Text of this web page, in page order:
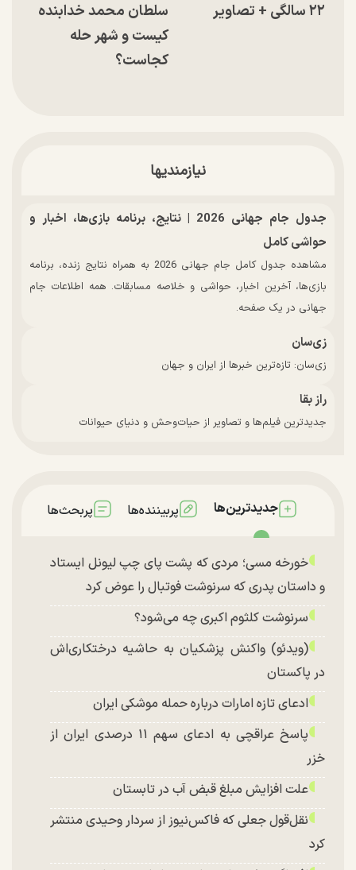
۲۲ سالگی + تصاویر
سلطان محمد خدابنده
کیست و شهر حله
کجاست؟
نیازمندیها
جدول جام جهانی 2026 | نتایج، برنامه بازی‌ها، اخبار و
حواشی کامل
مشاهده جدول کامل جام جهانی 2026 به همراه نتایج زنده، برنامه
بازی‌ها، آخرین اخبار، حواشی و خلاصه مسابقات. همه اطلاعات جام
جهانی در یک صفحه.
زی‌سان
زی‌سان: تازه‌ترین خبرها از ایران و جهان
راز بقا
جدیدترین فیلم‌ها و تصاویر از حیات‌وحش و دنیای حیوانات
جدیدترین‌ها پربیننده‌ها پربحث‌ها
خورخه مسی؛ مردی که پشت پای چپ لیونل ایستاد
و داستان پدری که سرنوشت فوتبال را عوض کرد
سرنوشت کلثوم اکبری چه می‌شود؟
(ویدئو) واکنش پزشکیان به حاشیه درختکاری‌اش
در پاکستان
ادعای تازه امارات درباره حمله موشکی ایران
پاسخ عراقچی به ادعای سهم ۱۱ درصدی ایران از
خزر
علت افزایش مبلغ قبض آب در تابستان
نقل‌قول جعلی که فاکس‌نیوز از سردار وحیدی منتشر
کرد